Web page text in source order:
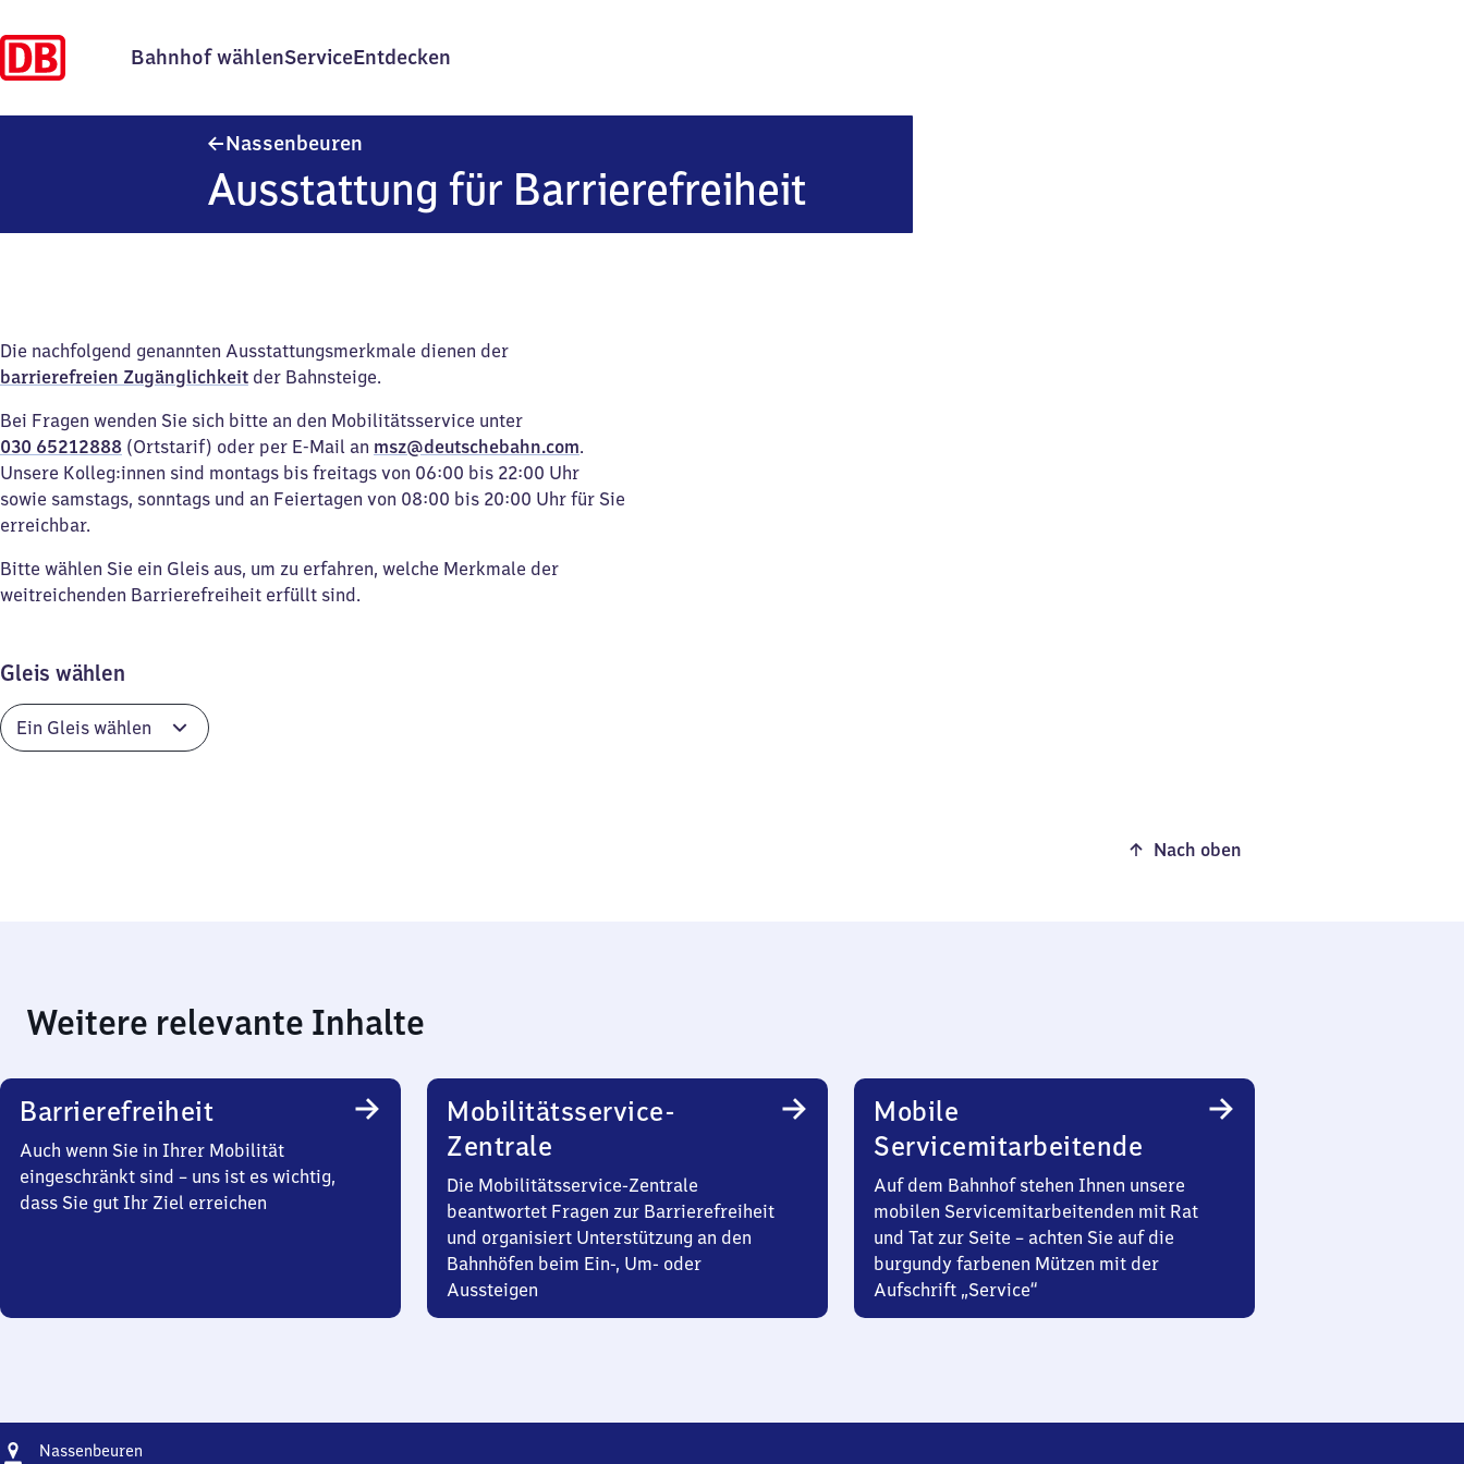
Bahnhof wählenServiceEntdecken
Nassenbeuren
Ausstattung für Barrierefreiheit
Die nachfolgend genannten Ausstattungsmerkmale dienen der
barrierefreien Zugänglichkeit der Bahnsteige.
Bei Fragen wenden Sie sich bitte an den Mobilitätsservice unter
030 65212888 (Ortstarif) oder per E-Mail an msz@deutschebahn.com.
Unsere Kolleg:innen sind montags bis freitags von 06:00 bis 22:00 Uhr
sowie samstags, sonntags und an Feiertagen von 08:00 bis 20:00 Uhr für Sie
erreichbar.
Bitte wählen Sie ein Gleis aus, um zu erfahren, welche Merkmale der
weitreichenden Barrierefreiheit erfüllt sind.
Gleis wählen
Nach oben
Weitere relevante Inhalte
Barrierefreiheit
Auch wenn Sie in Ihrer Mobilität
eingeschränkt sind – uns ist es wichtig,
dass Sie gut Ihr Ziel erreichen
Mobilitätsservice-
Zentrale
Die Mobilitätsservice-Zentrale
beantwortet Fragen zur Barrierefreiheit
und organisiert Unterstützung an den
Bahnhöfen beim Ein-, Um- oder
Aussteigen
Mobile
Servicemitarbeitende
Auf dem Bahnhof stehen Ihnen unsere
mobilen Servicemitarbeitenden mit Rat
und Tat zur Seite – achten Sie auf die
burgundy farbenen Mützen mit der
Aufschrift „Service“
Adresse
Nassenbeuren